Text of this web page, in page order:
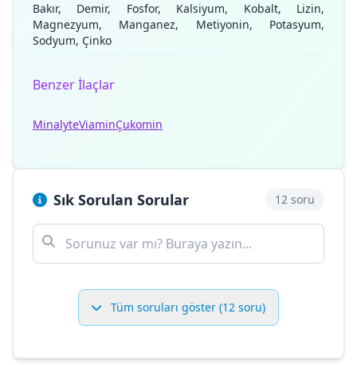
Bakır, Demir, Fosfor, Kalsiyum, Kobalt, Lizin,
Magnezyum, Manganez, Metiyonin, Potasyum,
Sodyum, Çinko
Benzer İlaçlar
MinalyteViaminÇukomin
Sık Sorulan Sorular 12 soru
Tüm soruları göster (12 soru)